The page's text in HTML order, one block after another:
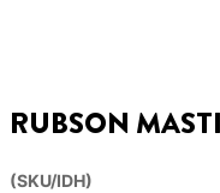
RUBSON
(SKU/IDH)